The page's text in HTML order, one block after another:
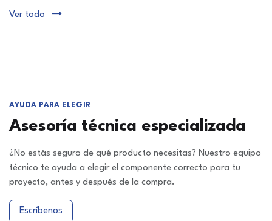
Ver todo
AYUDA PARA ELEGIR
Asesoría técnica especializada
¿No estás seguro de qué producto necesitas? Nuestro equipo
técnico te ayuda a elegir el componente correcto para tu
proyecto, antes y después de la compra.
Escríbenos